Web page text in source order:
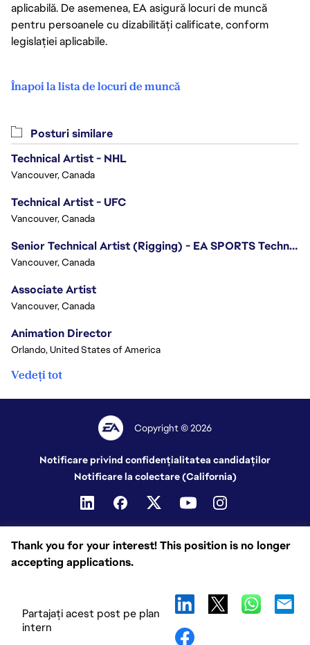
aplicabilă. De asemenea, EA asigură locuri de muncă
pentru persoanele cu dizabilități calificate, conform
legislației aplicabile.
Înapoi la lista de locuri de muncă
Thank you for your interest! This position is no longer
accepting applications.
Partajați acest post pe plan
intern
Posturi similare
Technical Artist - NHL
Vancouver, Canada
Technical Artist - UFC
Vancouver, Canada
Senior Technical Artist (Rigging) - EA SPORTS Technology
Vancouver, Canada
Associate Artist
Vancouver, Canada
Animation Director
Orlando, United States of America
Vedeți tot
Copyright © 2026
Notificare privind confidențialitatea candidaților
Notificare la colectare (California)